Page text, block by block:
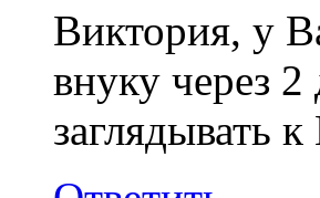
Виктория, у
внуку через
заглядывать